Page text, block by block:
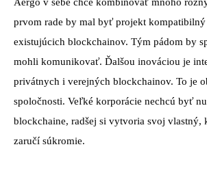
prvom rade by mal byť projekt
existujúcich blockchainov. Tým pádom by
mohli komunikovať. Ďalšou inováciou je
privátnych i verejných blockchainov. To je
spoločnosti. Veľké korporácie nechcú byť
blockchaine, radšej si vytvoria svoj vlastný,
zaručí súkromie.